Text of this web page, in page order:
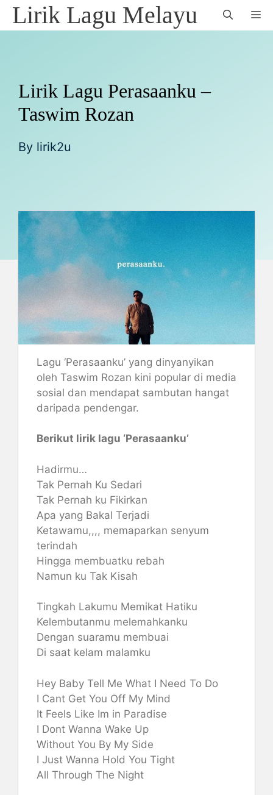
SkipLirik Lagu Melayu
Lirik Lagu Perasaanku –
Taswim Rozan
By lirik2u
Lagu ‘Perasaanku’ yang dinyanyikan
oleh Taswim Rozan kini popular di media
sosial dan mendapat sambutan hangat
daripada pendengar.
Berikut lirik lagu ‘Perasaanku’
Hadirmu…
Tak Pernah Ku Sedari
Tak Pernah ku Fikirkan
Apa yang Bakal Terjadi
Ketawamu,,,, memaparkan senyum
terindah
Hingga membuatku rebah
Namun ku Tak Kisah
Tingkah Lakumu Memikat Hatiku
Kelembutanmu melemahkanku
Dengan suaramu membuai
Di saat kelam malamku
Hey Baby Tell Me What I Need To Do
I Cant Get You Off My Mind
It Feels Like Im in Paradise
I Dont Wanna Wake Up
Without You By My Side
I Just Wanna Hold You Tight
All Through The Night